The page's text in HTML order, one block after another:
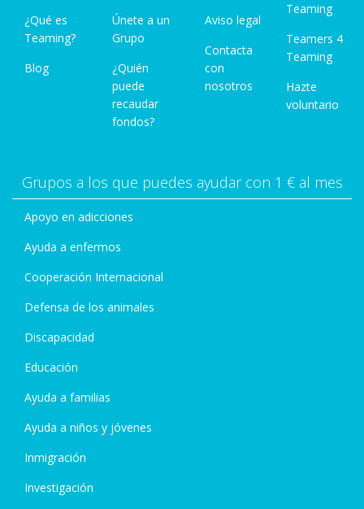
¿Qué es
Teaming?
Blog
Únete a un
Grupo
¿Quién
puede
recaudar
fondos?
Aviso legal
Contacta
con
nosotros
Teaming
Teamers 4
Teaming
Hazte
voluntario
Grupos a los que puedes ayudar con 1 € al mes
Apoyo en adicciones
Ayuda a enfermos
Cooperación Internacional
Defensa de los animales
Discapacidad
Educación
Ayuda a familias
Ayuda a niños y jóvenes
Inmigración
Investigación